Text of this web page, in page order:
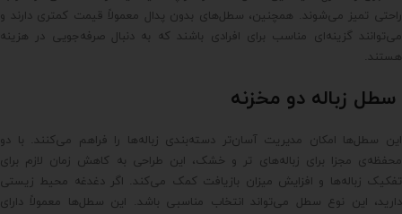
راحتی تمیز می‌شوند. همچنین، سطل‌های بدون پدال معمولاً قیمت کمتری دارند و
می‌توانند گزینه‌ای مناسب برای افرادی باشند که به دنبال صرفه‌جویی در هزینه
هستند.
سطل زباله دو مخزنه
این سطل‌ها امکان مدیریت آسان‌تر دسته‌بندی زباله‌ها را فراهم می‌کنند. با دو
محفظه‌ی مجزا برای زباله‌های تر و خشک، این طراحی به کاهش زمان لازم برای
تفکیک زباله‌ها و افزایش میزان بازیافت کمک می‌کند. اگر دغدغه محیط زیستی
دارید، این نوع سطل می‌تواند انتخاب مناسبی باشد. این سطل‌ها معمولاً دارای